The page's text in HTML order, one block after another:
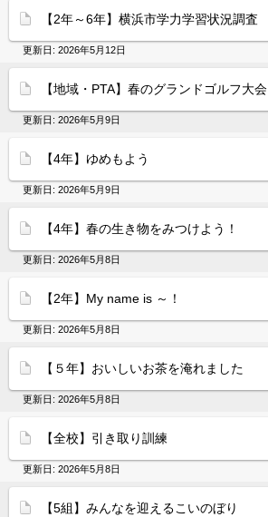
【2年～6年】横浜市学力学習状況調査
更新日: 2026年5月12日
【地域・PTA】春のグランドゴルフ大会
更新日: 2026年5月9日
【4年】ゆめもよう
更新日: 2026年5月9日
【4年】春の生き物をみつけよう！
更新日: 2026年5月8日
【2年】My name is ～！
更新日: 2026年5月8日
【５年】おいしいお茶を淹れました
更新日: 2026年5月8日
【全校】引き取り訓練
更新日: 2026年5月8日
【5組】みんなを迎えるこいのぼり